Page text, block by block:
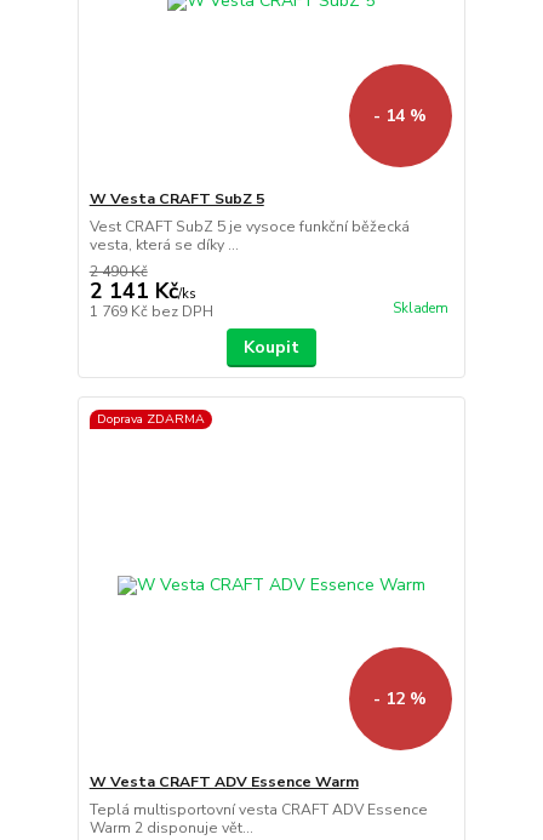
- 14 %
W Vesta CRAFT SubZ 5
Vest CRAFT SubZ 5 je vysoce funkční běžecká
vesta, která se díky ...
2 490 Kč
2 141 Kč/ks
1 769 Kč bez DPH Skladem
Koupit
Doprava ZDARMA
- 12 %
W Vesta CRAFT ADV Essence Warm
Teplá multisportovní vesta CRAFT ADV Essence
Warm 2 disponuje vět...